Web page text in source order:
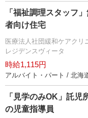
「福祉調理スタッフ
者向け住宅
医療法人社団緩和ケアクリ
レジデンスヴィータ
時給1,115円
アルバイト・パート / 北海
「見学のみOK」託
の児童指導員